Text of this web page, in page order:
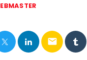
email